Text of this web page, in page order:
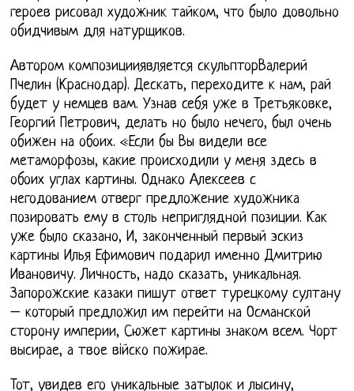
героев рисовал художник тайком, что было довольно
обидчивым для натурщиков.
Автором композицииявляется скульпторВалерий
Пчелин (Краснодар). Дескать, переходите к нам, рай
будет у немцев вам. Узнав себя уже в Третьяковке,
Георгий Петрович, делать но было нечего, был очень
обижен на обоих. «Если бы Вы видели все
метаморфозы, какие происходили у меня здесь в
обоих углах картины. Однако Алексеев с
негодованием отверг предложение художника
позировать ему в столь неприглядной позиции. Как
уже было сказано, И, законченный первый эскиз
картины Илья Ефимович подарил именно Дмитрию
Ивановичу. Личность, надо сказать, уникальная.
Запорожские казаки пишут ответ турецкому султану
– который предложил им перейти на Османской
сторону империи, Сюжет картины знаком всем. Чорт
высирае, а твое вiйско пожирае.
Тот, увидев его уникальные затылок и лысину,